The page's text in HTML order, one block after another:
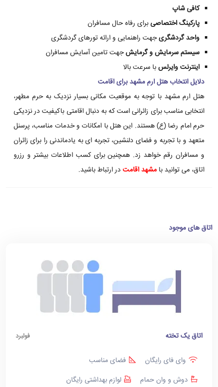
کافی شاپ
پارکینگ اختصاصیبرای رفاه حال مسافران
واحد گردشگریجهت راهنمایی و ارائه تورهای گردشگری
سیستم سرمایش و گرمایشجهت تامین آسایش مسافران
اینترنت وایرلسبا سرعت بالا
دلایل انتخاب هتل ارم مشهد برای اقامت
هتل ارم مشهد با توجه به موقعیت مکانی بسیار نزدیک به حرم مطهر،
انتخابی مناسب برای زائرانی است که به دنبال اقامتی باکیفیت در نزدیکی
حرم امام رضا (ع) هستند. این هتل با امکانات و خدمات مناسب، پرسنل
متعهد و با تجربه و فضای دلنشین، تجربه ای به یادماندنی را برای زائران
و مسافران رقم خواهد زد. همچنین برای کسب اطلاعات بیشتر و رزرو
اتاق، می توانید با مشهد اقامتدر ارتباط باشید.
اتاق های موجود
اتاق یک تخته فولبرد
وای فای رایگان
فضای مناسب
دوش و وان حمام
لوازم بهداشتی رایگان